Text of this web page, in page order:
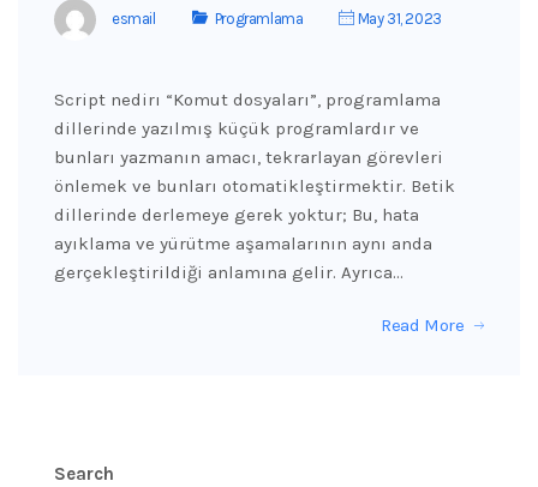
esmail Programlama May 31, 2023
Script nedirı “Komut dosyaları”, programlama
dillerinde yazılmış küçük programlardır ve
bunları yazmanın amacı, tekrarlayan görevleri
önlemek ve bunları otomatikleştirmektir. Betik
dillerinde derlemeye gerek yoktur; Bu, hata
ayıklama ve yürütme aşamalarının aynı anda
gerçekleştirildiği anlamına gelir. Ayrıca…
Read More
Search